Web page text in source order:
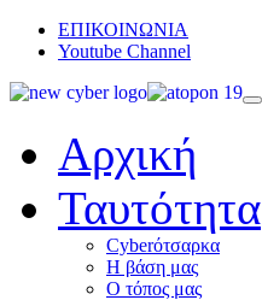
ΕΠΙΚΟΙΝΩΝΙΑ
Youtube Channel
Αρχική
Ταυτότητα
Cyberότσαρκα
Η βάση μας
Ο τόπος μας